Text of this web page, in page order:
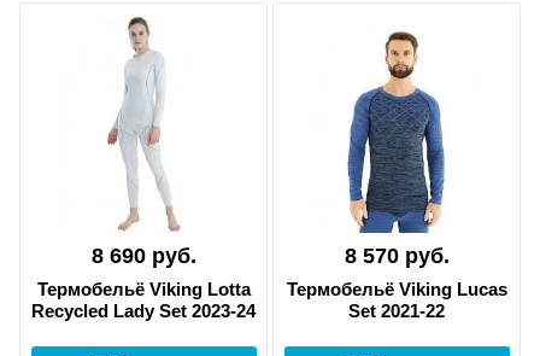
8 690 руб.
Термобельё Viking Lotta
Recycled Lady Set 2023-24
8 570 руб.
Термобельё Viking Lucas
Set 2021-22